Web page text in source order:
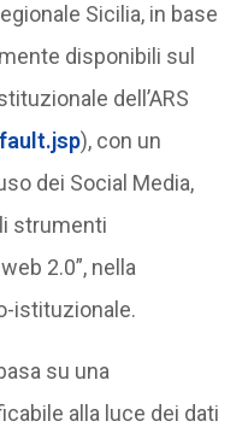
Sicilia, in base
disponibili sul
dell’ARS
), con un
dei Social Media,
strumenti
2.0”, nella
istituzionale.
su una
alla luce dei dati